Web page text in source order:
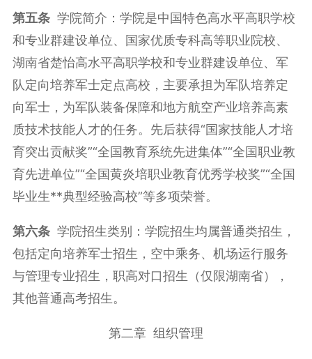
第五条学院简介：学院是中国特色高水平高职学校
和专业群建设单位、国家优质专科高等职业院校、
湖南省楚怡高水平高职学校和专业群建设单位、军
队定向培养军士定点高校，主要承担为军队培养定
向军士，为军队装备保障和地方航空产业培养高素
质技术技能人才的任务。先后获得“国家技能人才培
育突出贡献奖”“全国教育系统先进集体”“全国职业教
育先进单位”“全国黄炎培职业教育优秀学校奖”“全国
毕业生**典型经验高校”等多项荣誉。
第六条学院招生类别：学院招生均属普通类招生，
包括定向培养军士招生，空中乘务、机场运行服务
与管理专业招生，职高对口招生（仅限湖南省），
其他普通高考招生。
第二章 组织管理